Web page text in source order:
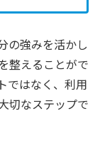
の強みを活かし
整えることがで
ではなく、利用
切なステップで